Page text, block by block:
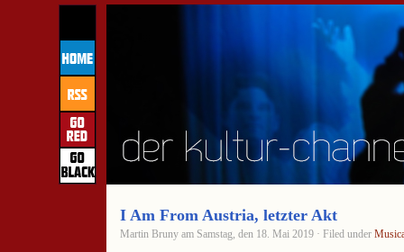
I Am From Austria, letzter Akt
Martin Bruny am Samstag, den 18. Mai 2019 · Filed under